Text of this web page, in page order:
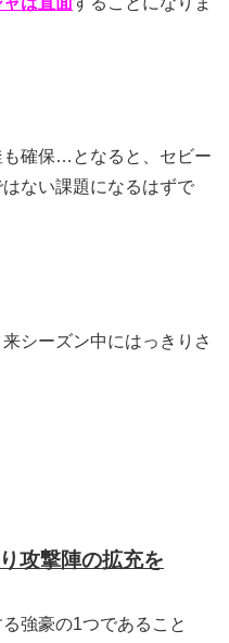
も確保…となると、セビー
ない課題になるはずで
シーズン中にはっきりさ
攻撃陣の拡充を
強豪の1つであること